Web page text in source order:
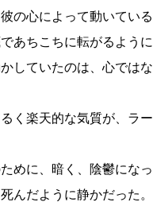
の心によって動いてい
あちこちに転がるよう
ていたのは、心では
く楽天的な気質が、ラ
めに、暗く、陰鬱にな
んだように静かだった。